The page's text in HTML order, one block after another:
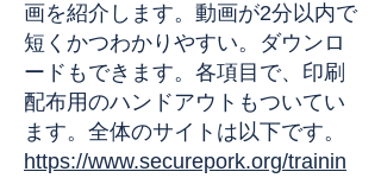
画を紹介します。動画が2分以内で
短くかつわかりやすい。ダウンロ
ードもできます。各項目で、印刷
配布用のハンドアウトもついてい
ます。全体のサイトは以下です。
https://www.securepork.org/trainin